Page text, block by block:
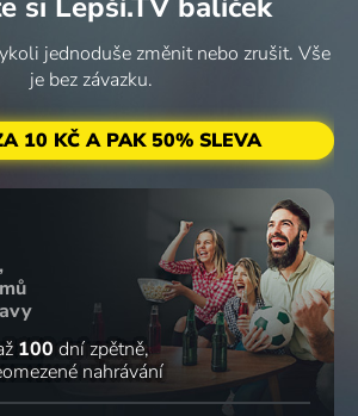
jednoduše změnit nebo zrušit. Vše
je bez závazku.
10 KČ A PAK 50% SLEVA
100 dní zpětně
nahrávání